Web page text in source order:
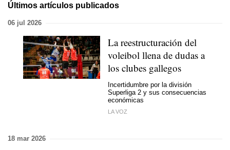
Últimos artículos publicados
06 jul 2026
La reestructuración del
voleibol llena de dudas a
los clubes gallegos
Incertidumbre por la división
Superliga 2 y sus consecuencias
económicas
LA VOZ
18 mar 2026